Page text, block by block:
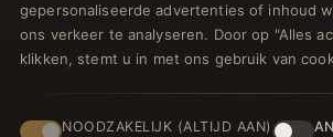
gepersonaliseerde advertenties of inhoud
ons verkeer te analyseren. Door op "Alles
klikken, stemt u in met ons gebruik van
NOODZAKELIJK (ALTIJD AAN)
Nieuwe producten
Specials
Blog
Inloggen